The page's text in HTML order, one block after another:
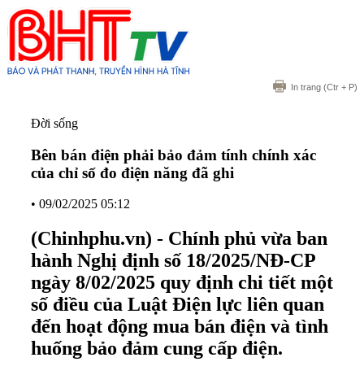
In trang (Ctr + P)
Đời sống
Bên bán điện phải bảo đảm tính chính xác
của chỉ số đo điện năng đã ghi
• 09/02/2025 05:12
(Chinhphu.vn) - Chính phủ vừa ban
hành Nghị định số 18/2025/NĐ-CP
ngày 8/02/2025 quy định chi tiết một
số điều của Luật Điện lực liên quan
đến hoạt động mua bán điện và tình
huống bảo đảm cung cấp điện.